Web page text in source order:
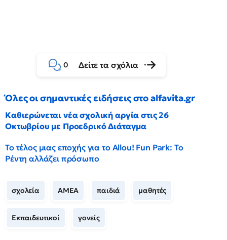
0 Δείτε τα σχόλια
Όλες οι σημαντικές ειδήσεις στο alfavita.gr
Καθιερώνεται νέα σχολική αργία στις 26
Οκτωβρίου με Προεδρικό Διάταγμα
Το τέλος μιας εποχής για το Allou! Fun Park: Το
Ρέντη αλλάζει πρόσωπο
σχολεία ΑΜΕΑ παιδιά μαθητές
Εκπαιδευτικοί γονείς